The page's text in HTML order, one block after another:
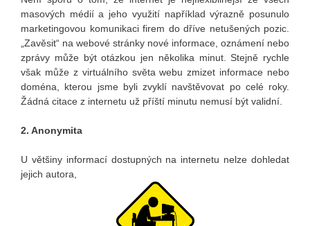
masových médií a jeho využití například výrazně posunulo
marketingovou komunikaci firem do dříve netušených pozic.
„Zavěsit“ na webové stránky nové informace, oznámení nebo
zprávy může být otázkou jen několika minut. Stejně rychle
však může z virtuálního světa webu zmizet informace nebo
doména, kterou jsme byli zvyklí navštěvovat po celé roky.
Žádná citace z internetu už příští minutu nemusí být validní.
2. Anonymita
U většiny informací dostupných na internetu nelze dohledat
jejich autora,